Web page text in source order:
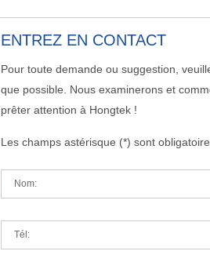
ENTREZ EN CONTACT
Pour toute demande ou suggestion,
que possible. Nous examinerons et
prêter attention à Hongtek !
Les champs astérisque (*) sont